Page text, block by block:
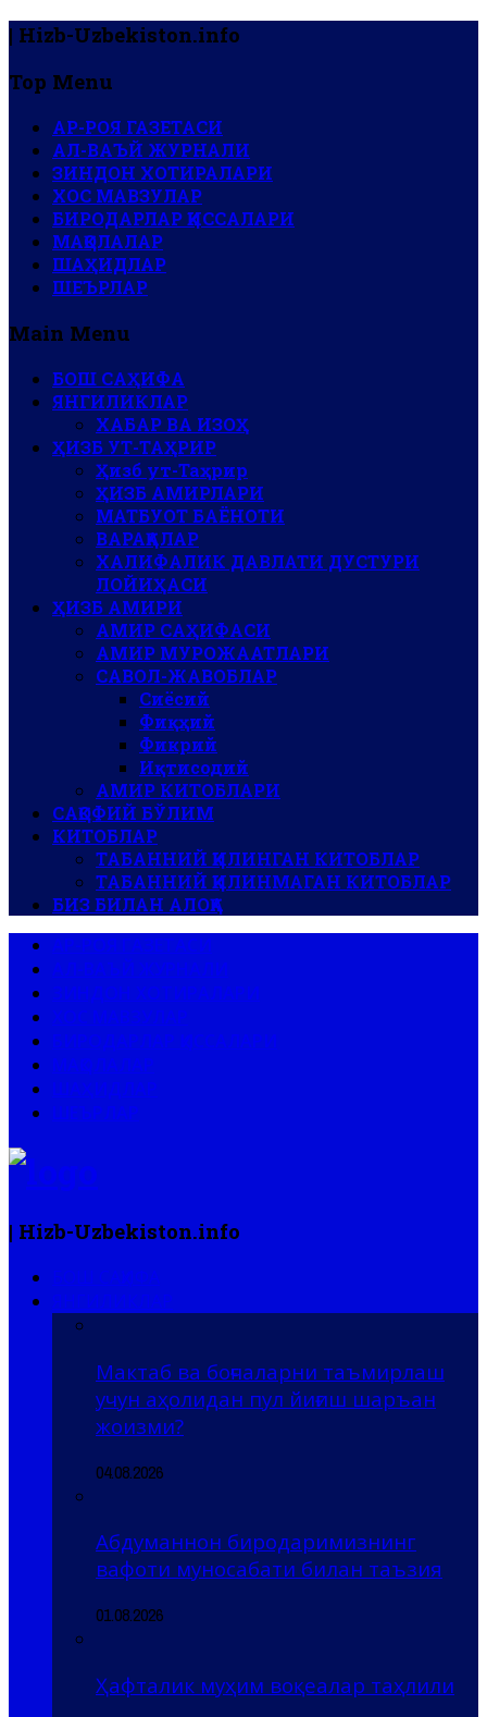
| Hizb-Uzbekiston.info
Top Menu
АР-РОЯ ГАЗЕТАСИ
АЛ-ВАЪЙ ЖУРНАЛИ
ЗИНДОН ХОТИРАЛАРИ
ХОС МАВЗУЛАР
БИРОДАРЛАР ҚИССАЛАРИ
МАҚОЛАЛАР
ШАҲИДЛАР
ШЕЪРЛАР
Main Menu
БОШ САҲИФА
ЯНГИЛИКЛАР
ХАБАР ВА ИЗОҲ
ҲИЗБ УТ-ТАҲРИР
Ҳизб ут-Таҳрир
ҲИЗБ АМИРЛАРИ
МАТБУОТ БАЁНОТИ
ВАРАҚАЛАР
ХАЛИФАЛИК ДАВЛАТИ ДУСТУРИ
ЛОЙИҲАСИ
ҲИЗБ АМИРИ
АМИР САҲИФАСИ
АМИР МУРОЖААТЛАРИ
САВОЛ-ЖАВОБЛАР
Сиёсий
Фиқҳий
Фикрий
Иқтисодий
АМИР КИТОБЛАРИ
САҚОФИЙ БЎЛИМ
КИТОБЛАР
ТАБАННИЙ ҚИЛИНГАН КИТОБЛАР
ТАБАННИЙ ҚИЛИНМАГАН КИТОБЛАР
БИЗ БИЛАН АЛОҚА
| Hizb-Uzbekiston.info
Мактаб ва боғчаларни таъмирлаш
учун аҳолидан пул йиғиш шаръан
жоизми?
04.08.2026
Абдуманнон биродаримизнинг
вафоти муносабати билан таъзия
01.08.2026
Ҳафталик муҳим воқеалар таҳлили